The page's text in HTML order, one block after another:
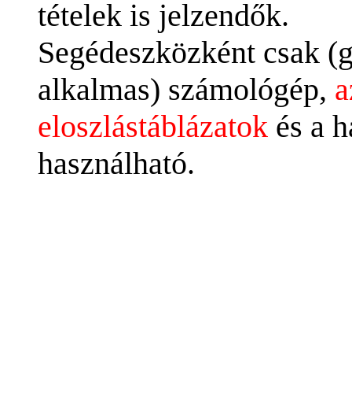
tételek is jelzendők.
Segédeszközként csak
alkalmas) számológép,
eloszlástáblázatok és a
használható.